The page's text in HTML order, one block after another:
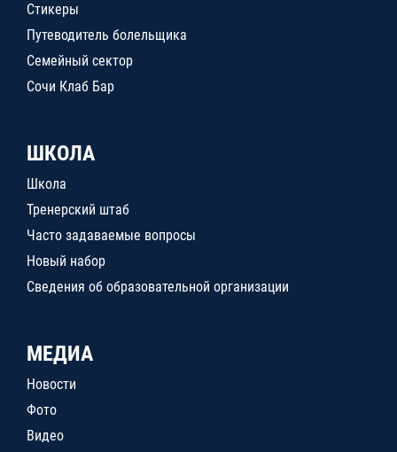
Стикеры
Путеводитель болельщика
Семейный сектор
Сочи Клаб Бар
ШКОЛА
Школа
Тренерский штаб
Часто задаваемые вопросы
Новый набор
Сведения об образовательной организации
МЕДИА
Новости
Фото
Видео